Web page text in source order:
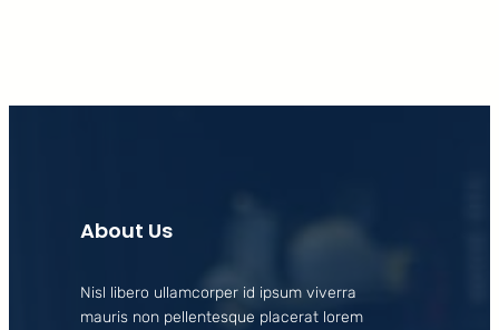
About Us
Nisl libero ullamcorper id ipsum viverra
mauris non pellentesque placerat lorem